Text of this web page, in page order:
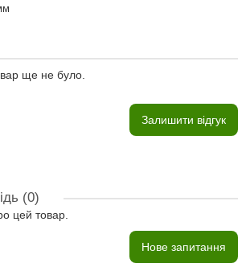
ще не було.
Залишити відгук
(0)
цей товар.
Нове запитання